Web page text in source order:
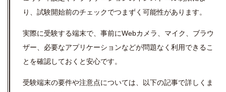
り、試験開始前のチェックでつまずく可能性があります。
実際に受験する端末で、事前にWebカメラ、マイク、ブラウ
ザー、必要なアプリケーションなどが問題なく利用できるこ
とを確認しておくと安心です。
受験端末の要件や注意点については、以下の記事で詳しくま